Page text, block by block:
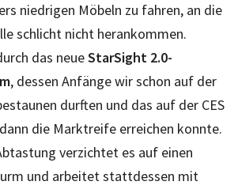
niedrigen Möbeln zu fahren, an die
schlicht nicht herankommen.
das neueStarSight 2.0-
, dessen Anfänge wir schon auf der
durften und das auf der CES
die Marktreife erreichen konnte.
verzichtet es auf einen
und arbeitet stattdessen mit